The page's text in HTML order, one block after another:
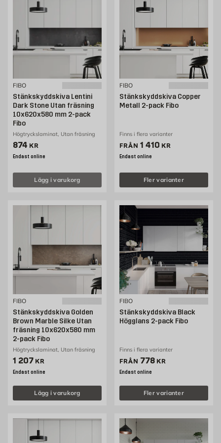
FIBO
Stänkskyddskiva Lentini
Dark Stone Utan fräsning
10x620x580 mm 2-pack
Fibo
Högtryckslaminat, Utan fräsning
Pris 874 kr
874 KR
Endast online
Lägg i varukorg
FIBO
Stänkskyddskiva Copper
Metall 2-pack Fibo
Finns i flera varianter
FRÅN Pris 1410 kr
1 410 KR
Endast online
Fler varianter
FIBO
Stänkskyddskiva Golden
Brown Marble Silke Utan
fräsning 10x620x580 mm
2-pack Fibo
Högtryckslaminat, Utan fräsning
Pris 1207 kr
1 207 KR
Endast online
Lägg i varukorg
FIBO
Stänkskyddskiva Black
Högglans 2-pack Fibo
Finns i flera varianter
FRÅN Pris 778 kr
778 KR
Endast online
Fler varianter